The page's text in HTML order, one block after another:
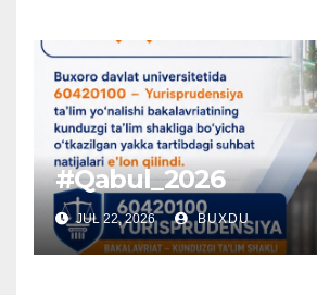
#Qabul_2026
JUL 22, 2026 BUXDU